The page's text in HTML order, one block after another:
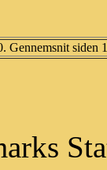
Gennemsnit siden